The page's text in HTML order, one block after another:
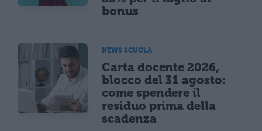
bonus
NEWS SCUOLA
Carta docente 2026,
blocco del 31 agosto:
come spendere il
residuo prima della
scadenza